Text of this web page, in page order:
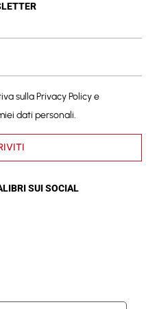
sullaPrivacy Policye
dati personali.
SUI SOCIAL